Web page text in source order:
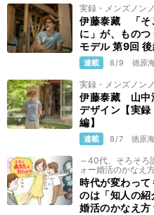
実録・メンズノン
伊藤泰藏 「そ
に」が、もの
モデル 第9回 後
連載 8/9 徳原
実録・メンズノン
伊藤泰藏 山中
デザイン【実
編】
連載 8/7 徳原海
～40代、そろそ
ォー婚活のかなえ
時代が変わっ
のは「知人の
婚活のかなえ方